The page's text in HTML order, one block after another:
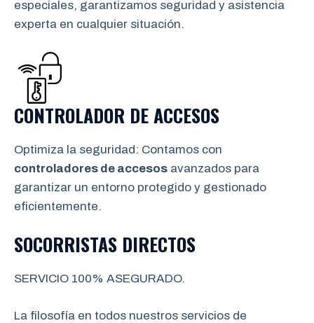
especiales, garantizamos seguridad y asistencia
experta en cualquier situación.
CONTROLADOR DE ACCESOS
Optimiza la seguridad: Contamos con
controladores de accesos avanzados para
garantizar un entorno protegido y gestionado
eficientemente.
SOCORRISTAS DIRECTOS
SERVICIO 100% ASEGURADO.
La filosofía en todos nuestros servicios de